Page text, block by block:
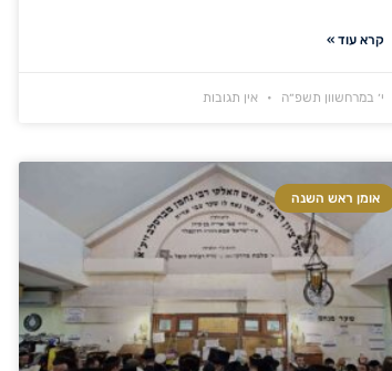
קרא עוד »
י׳ במרחשוון תשפ״ה אין תגובות
אומן ראש השנה